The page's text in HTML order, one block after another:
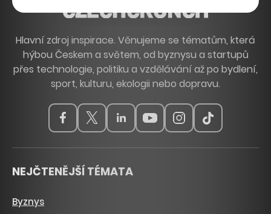
Hlavní zdroj inspirace. Věnujeme se tématům, která
hýbou Českem a světem, od byznysu a startupů
přes technologie, politiku a vzdělávání až po bydlení,
sport, kulturu, ekologii nebo dopravu.
NEJČTENĚJŠÍ TÉMATA
Byznys